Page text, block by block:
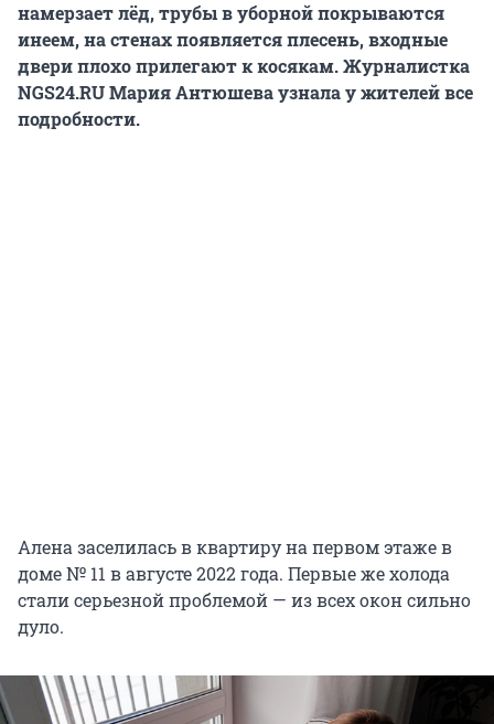
намерзает лёд, трубы в уборной покрываются
инеем, на стенах появляется плесень, входные
двери плохо прилегают к косякам. Журналистка
NGS24.RU Мария Антюшева узнала у жителей все
подробности.
Алена заселилась в квартиру на первом этаже в
доме № 11 в августе 2022 года. Первые же холода
стали серьезной проблемой — из всех окон сильно
дуло.